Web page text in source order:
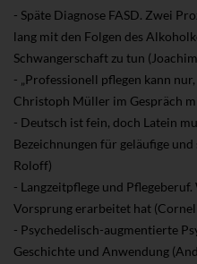
- Späte Diagnose FASD. Zwei
lang mit den Folgen des
Schwangerschaft zu tun
- „Professionell pflegen kann
Christoph Müller im Gespräch
- Deutsch ist fein, doch Latein
Bezeichnungen für geläufige
Roloff)
- Langzeitpflege und
Vorsprung erarbeitet hat
- Psychedelisch-augmentierte
Geschichte und Anwendung